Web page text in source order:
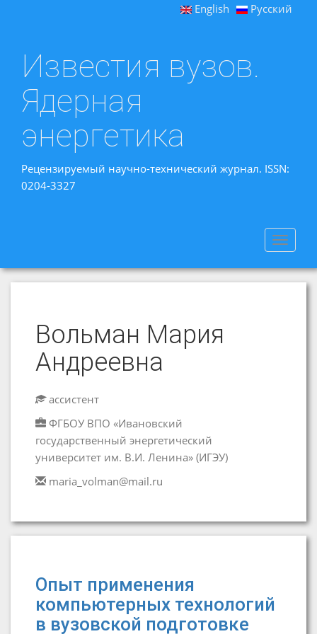
English Русский
Известия вузов.
Ядерная
энергетика
Рецензируемый научно-технический журнал. ISSN:
0204-3327
Toggle
Вольман Мария
Андреевна
ассистент
ФГБОУ ВПО «Ивановский
государственный энергетический
университет им. В.И. Ленина» (ИГЭУ)
maria_volman@mail.ru
Опыт применения
компьютерных технологий
в вузовской подготовке